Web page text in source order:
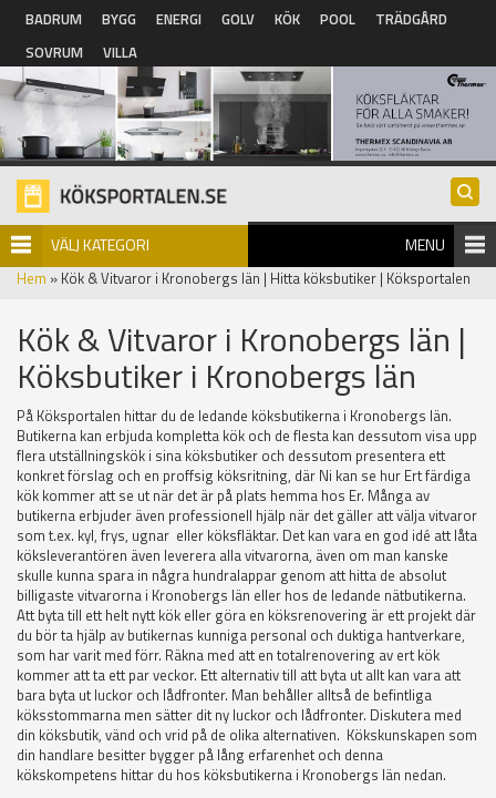
Hoppa till huvudinnehåll
BADRUM BYGG ENERGI GOLV KÖK POOL
TRÄDGÅRD
SOVRUM
VILLA
VÄLJ KATEGORI MENU
Hem » Kök & Vitvaror i Kronobergs län | Hitta köksbutiker | Köksportalen
Kök & Vitvaror i Kronobergs län |
Köksbutiker i Kronobergs län
På Köksportalen hittar du de ledande köksbutikerna i Kronobergs län.
Butikerna kan erbjuda kompletta kök och de flesta kan dessutom visa upp
flera utställningskök i sina köksbutiker och dessutom presentera ett
konkret förslag och en proffsig köksritning, där Ni kan se hur Ert färdiga
kök kommer att se ut när det är på plats hemma hos Er. Många av
butikerna erbjuder även professionell hjälp när det gäller att välja vitvaror
som t.ex. kyl, frys, ugnar eller köksfläktar. Det kan vara en god idé att låta
köksleverantören även leverera alla vitvarorna, även om man kanske
skulle kunna spara in några hundralappar genom att hitta de absolut
billigaste vitvarorna i Kronobergs län eller hos de ledande nätbutikerna.
Att byta till ett helt nytt kök eller göra en köksrenovering är ett projekt där
du bör ta hjälp av butikernas kunniga personal och duktiga hantverkare,
som har varit med förr. Räkna med att en totalrenovering av ert kök
kommer att ta ett par veckor. Ett alternativ till att byta ut allt kan vara att
bara byta ut luckor och lådfronter. Man behåller alltså de befintliga
köksstommarna men sätter dit ny luckor och lådfronter. Diskutera med
din köksbutik, vänd och vrid på de olika alternativen. Kökskunskapen som
din handlare besitter bygger på lång erfarenhet och denna
kökskompetens hittar du hos köksbutikerna i Kronobergs län nedan.